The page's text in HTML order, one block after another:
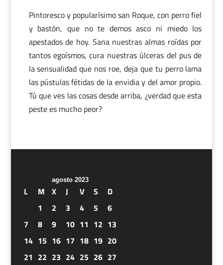
Pintoresco y popularísimo san Roque, con perro fiel
y bastón, que no te demos asco ni miedo los
apestados de hoy. Sana nuestras almas roídas por
tantos egoísmos, cura nuestras úlceras del pus de
la sensualidad que nos roe, deja que tu perro lama
las pústulas fétidas de la envidia y del amor propio.
Tú que ves las cosas desde arriba, ¿verdad que esta
peste es mucho peor?
agosto 2023
L M X J V S
D
1
2 3 4 5
6
7
8 9 10 11 12 13
14 15 16 17 18 19 20
21 22 23 24 25 26 27